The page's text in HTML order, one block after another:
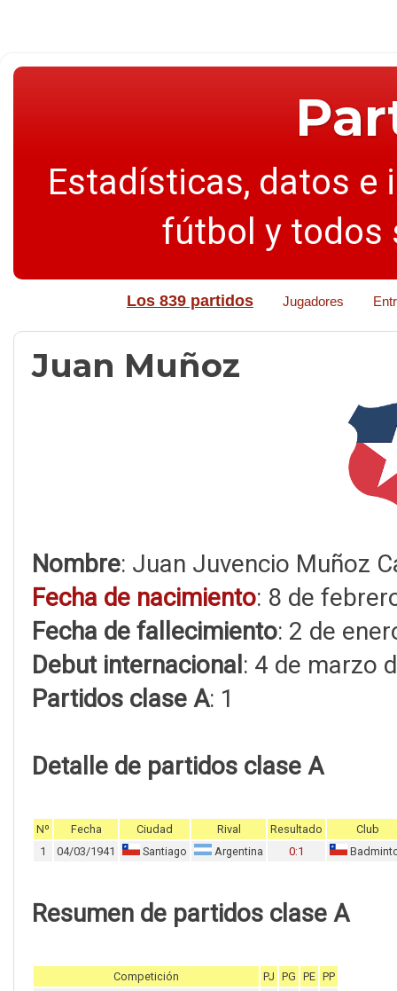
Estadísticas, datos e
fútbol y todos
Los 839 partidos Jugadores
Juan Muñoz
Nombre: Juan Juvencio Muñoz
Fecha de nacimiento: 8 de
Fecha de fallecimiento: 2 de
Debut internacional : 4 de marzo
Partidos clase A: 1
Detalle de partidos clase A
Nº Fecha Ciudad Rival Resultado
Club
1
04/03/1941 Santiago Argentina 0:1
Resumen de partidos clase A
Competición PJ PG PE PP